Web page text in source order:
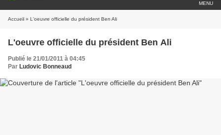
MENU
Accueil » L'oeuvre officielle du président Ben Ali
L'oeuvre officielle du président Ben Ali
Publié le 21/01/2011 à 04:45
Par Ludovic Bonneaud